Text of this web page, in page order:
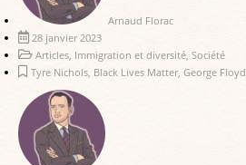
Arnaud Florac
28 janvier 2023
Articles, Immigration et diversité, Société
Tyre Nichols, Black Lives Matter, George Floyd